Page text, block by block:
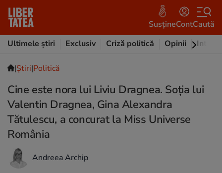
SusțineContCaută
Ultimele știri
Exclusiv Criză politică Opinii
|Ştiri|Politică
Cine este nora lui Liviu Dragnea. Soția lui
Valentin Dragnea, Gina Alexandra
Tătulescu, a concurat la Miss Universe
România
Andreea Archip